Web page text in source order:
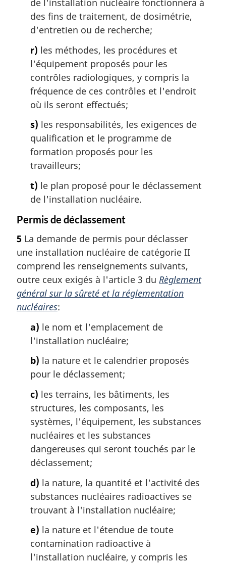
de l'installation nucléaire fonctionnera à
des fins de traitement, de dosimétrie,
d'entretien ou de recherche;
r) les méthodes, les procédures et
l'équipement proposés pour les
contrôles radiologiques, y compris la
fréquence de ces contrôles et l'endroit
où ils seront effectués;
s) les responsabilités, les exigences de
qualification et le programme de
formation proposés pour les
travailleurs;
t) le plan proposé pour le déclassement
de l'installation nucléaire.
Permis de déclassement
5 La demande de permis pour déclasser
une installation nucléaire de catégorie II
comprend les renseignements suivants,
outre ceux exigés à l'article 3 du Règlement
général sur la sûreté et la réglementation
nucléaires:
a) le nom et l'emplacement de
l'installation nucléaire;
b) la nature et le calendrier proposés
pour le déclassement;
c) les terrains, les bâtiments, les
structures, les composants, les
systèmes, l'équipement, les substances
nucléaires et les substances
dangereuses qui seront touchés par le
déclassement;
d) la nature, la quantité et l'activité des
substances nucléaires radioactives se
trouvant à l'installation nucléaire;
e) la nature et l'étendue de toute
contamination radioactive à
l'installation nucléaire, y compris les